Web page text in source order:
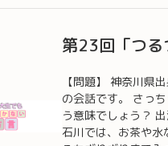
第23回「つる
【問題】 神奈川県
の会話です。 さっ
う意味でしょう？
石川では、お茶や水